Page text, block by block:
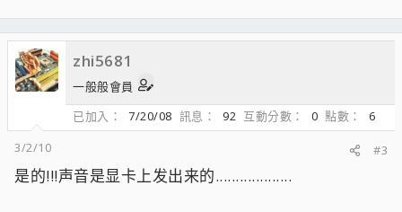
zhi5681
一般般會員
已加入
7/20/08 訊息 92 互動分數 0 點數
6
3/2/10
#3
是的!!!声音是显卡上发出来的...................